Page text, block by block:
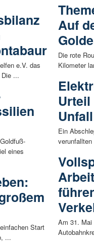
e.V. das
...
eines
Start
...
Auf
Die rote
Kilometer
Unfall
Ein
Am 31. Mai